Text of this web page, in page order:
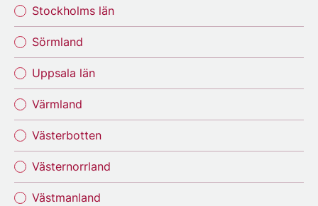
Stockholms län
Sörmland
Uppsala län
Värmland
Västerbotten
Västernorrland
Västmanland